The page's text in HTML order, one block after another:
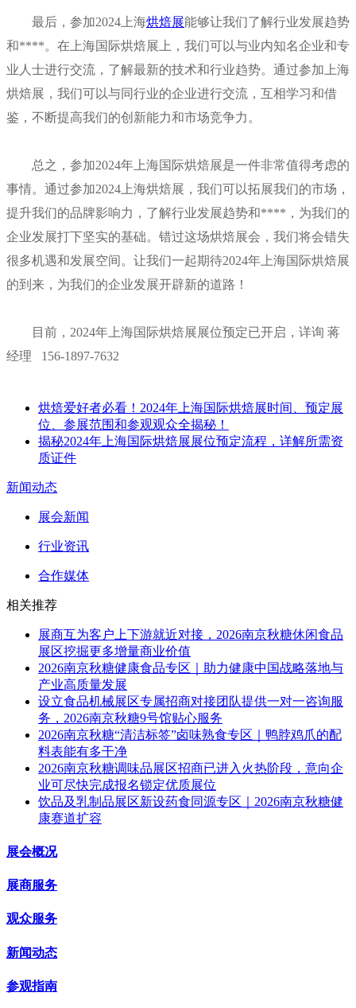
最后，参加2024上海烘焙展能够让我们了解行业发展趋势
和****。在上海国际烘焙展上，我们可以与业内知名企业和专
业人士进行交流，了解最新的技术和行业趋势。通过参加上海
烘焙展，我们可以与同行业的企业进行交流，互相学习和借
鉴，不断提高我们的创新能力和市场竞争力。
总之，参加2024年上海国际烘焙展是一件非常值得考虑的
事情。通过参加2024上海烘焙展，我们可以拓展我们的市场，
提升我们的品牌影响力，了解行业发展趋势和****，为我们的
企业发展打下坚实的基础。错过这场烘焙展会，我们将会错失
很多机遇和发展空间。让我们一起期待2024年上海国际烘焙展
的到来，为我们的企业发展开辟新的道路！
目前，2024年上海国际烘焙展展位预定已开启，详询 蒋
经理 156-1897-7632
烘焙爱好者必看！2024年上海国际烘焙展时间、预定展
位、参展范围和参观观众全揭秘！
揭秘2024年上海国际烘焙展展位预定流程，详解所需资
质证件
新闻动态
展会新闻
行业资讯
合作媒体
相关推荐
展商互为客户上下游就近对接，2026南京秋糖休闲食品
展区挖掘更多增量商业价值
2026南京秋糖健康食品专区｜助力健康中国战略落地与
产业高质量发展
设立食品机械展区专属招商对接团队提供一对一咨询服
务，2026南京秋糖9号馆贴心服务
2026南京秋糖“清洁标签”卤味熟食专区｜鸭脖鸡爪的配
料表能有多干净
2026南京秋糖调味品展区招商已进入火热阶段，意向企
业可尽快完成报名锁定优质展位
饮品及乳制品展区新设药食同源专区｜2026南京秋糖健
康赛道扩容
展会概况
展商服务
观众服务
新闻动态
参观指南